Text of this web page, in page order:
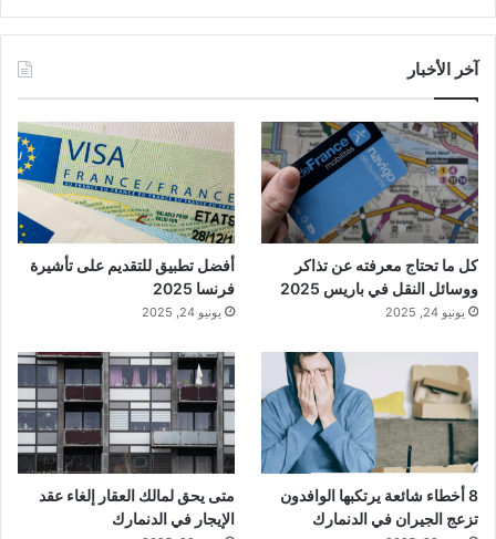
آخر الأخبار
كل ما تحتاج معرفته عن تذاكر
ووسائل النقل في باريس 2025
يونيو 24, 2025
أفضل تطبيق للتقديم على تأشيرة
فرنسا 2025
يونيو 24, 2025
8 أخطاء شائعة يرتكبها الوافدون
تزعج الجيران في الدنمارك
متى يحق لمالك العقار إلغاء عقد
الإيجار في الدنمارك